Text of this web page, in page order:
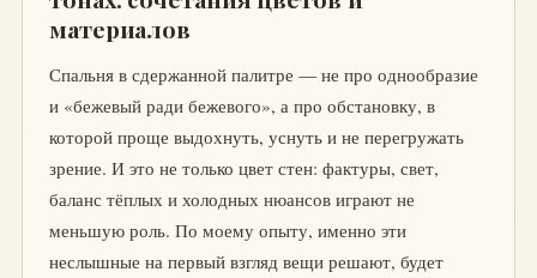
материалов
Спальня в сдержанной палитре — не про однообразие
и «бежевый ради бежевого», а про обстановку, в
которой проще выдохнуть, уснуть и не перегружать
зрение. И это не только цвет стен: фактуры, свет,
баланс тёплых и холодных нюансов играют не
меньшую роль. По моему опыту, именно эти
неслышные на первый взгляд вещи решают, будет